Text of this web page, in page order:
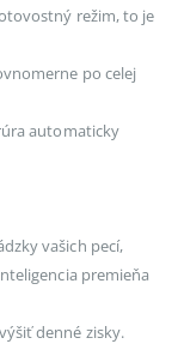
režim, to je
po celej
automaticky
vašich pecí,
premieňa
denné zisky.